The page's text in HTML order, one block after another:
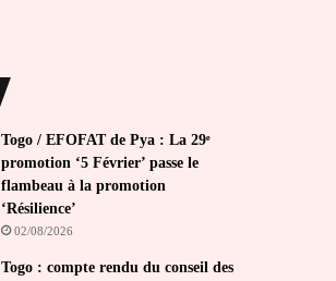
Togo / EFOFAT de Pya : La 29ᵉ
promotion ‘5 Février’ passe le
flambeau à la promotion
‘Résilience’
02/08/2026
Togo : compte rendu du conseil des